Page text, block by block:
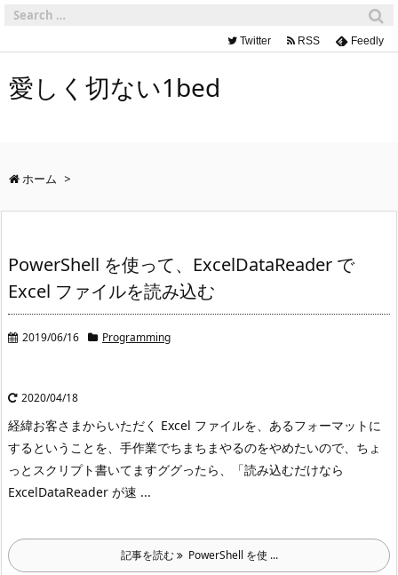
Twitter RSS Feedly
愛しく切ない1bed
ホーム >
PowerShell を使って、ExcelDataReader で
Excel ファイルを読み込む
2019/06/16 Programming
2020/04/18
経緯お客さまからいただく Excel ファイルを、あるフォーマットに
するということを、手作業でちまちまやるのをやめたいので、ちょ
っとスクリプト書いてますググったら、「読み込むだけなら
ExcelDataReader が速 ...
記事を読む PowerShell を使 ...